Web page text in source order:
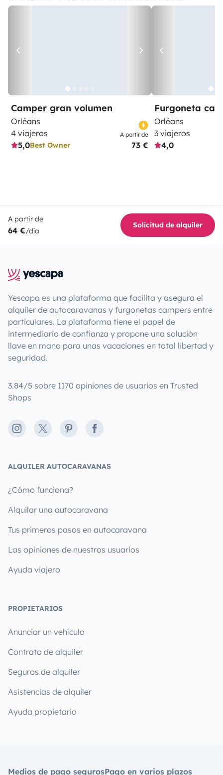
Camper gran volumen
Orléans
4 viajeros
5,0Best Owner
A partir de
73 €
Furgoneta
Orléans
3 viajeros
4,0
A partir de
64 €/día
Solicitud de alquiler
Yescapa es una plataforma que facilita y asegura el
alquiler de autocaravanas y furgonetas campers entre
particulares. La plataforma tiene el papel de
intermediario de confianza y propone una solución
llave en mano para unas vacaciones en total libertad y
seguridad.
3.84/5 sobre 1170 opiniones de usuarios en Trusted
Shops
Instagram
X PinterestFacebook
ALQUILER AUTOCARAVANAS
¿Cómo funciona?
Alquilar una autocaravana
Tus primeros pasos en autocaravana
Las opiniones de nuestros usuarios
Ayuda viajero
PROPIETARIOS
Anunciar un vehículo
Contrato de alquiler
Seguros de alquiler
Asistencias de alquiler
Ayuda propietario
Medios de pago segurosPago en varios plazos